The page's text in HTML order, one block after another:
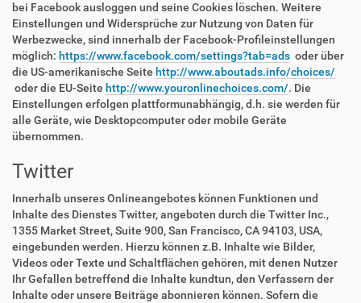
bei Facebook ausloggen und seine Cookies löschen. Weitere
Einstellungen und Widersprüche zur Nutzung von Daten für
Werbezwecke, sind innerhalb der Facebook-Profileinstellungen
möglich: https://www.facebook.com/settings?tab=ads oder über
die US-amerikanische Seite http://www.aboutads.info/choices/
oder die EU-Seite http://www.youronlinechoices.com/. Die
Einstellungen erfolgen plattformunabhängig, d.h. sie werden für
alle Geräte, wie Desktopcomputer oder mobile Geräte
übernommen.
Twitter
Innerhalb unseres Onlineangebotes können Funktionen und
Inhalte des Dienstes Twitter, angeboten durch die Twitter Inc.,
1355 Market Street, Suite 900, San Francisco, CA 94103, USA,
eingebunden werden. Hierzu können z.B. Inhalte wie Bilder,
Videos oder Texte und Schaltflächen gehören, mit denen Nutzer
Ihr Gefallen betreffend die Inhalte kundtun, den Verfassern der
Inhalte oder unsere Beiträge abonnieren können. Sofern die